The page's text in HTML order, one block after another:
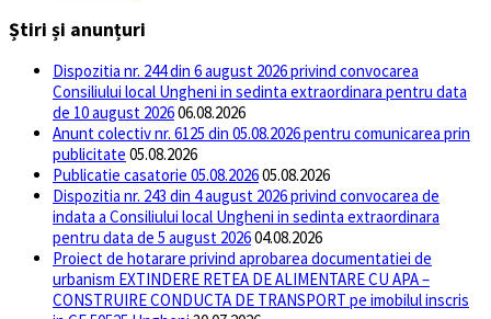
Știri și anunțuri
Dispozitia nr. 244 din 6 august 2026 privind convocarea
Consiliului local Ungheni in sedinta extraordinara pentru data
de 10 august 202606.08.2026
Anunt colectiv nr. 6125 din 05.08.2026 pentru comunicarea prin
publicitate 05.08.2026
Publicatie casatorie 05.08.202605.08.2026
Dispozitia nr. 243 din 4 august 2026 privind convocarea de
indata a Consiliului local Ungheni in sedinta extraordinara
pentru data de 5 august 202604.08.2026
Proiect de hotarare privind aprobarea documentatiei de
urbanism EXTINDERE RETEA DE ALIMENTARE CU APA –
CONSTRUIRE CONDUCTA DE TRANSPORT pe imobilul inscris